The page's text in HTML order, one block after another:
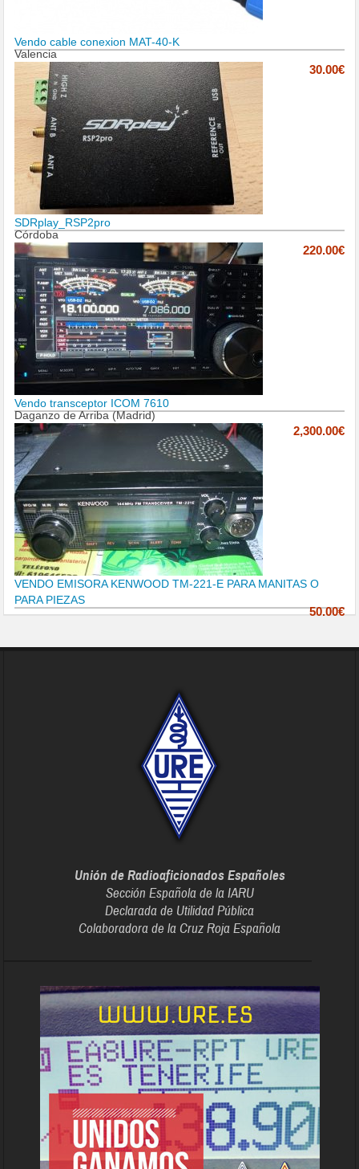
Vendo cable conexion MAT-40-K
Valencia
30.00€
SDRplay_RSP2pro
Córdoba
220.00€
Vendo transceptor ICOM 7610
Daganzo de Arriba (Madrid)
2,300.00€
VENDO EMISORA KENWOOD TM-221-E PARA MANITAS O
PARA PIEZAS
50.00€
Unión de Radioaficionados Españoles
Sección Española de la IARU
Declarada de Utilidad Pública
Colaboradora de la Cruz Roja Española